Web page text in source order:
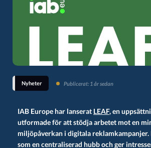
Nyheter Publicerat: 1 år sedan
IAB Europe har lanserat LEAF, en
utformade för att stödja arbetet mot en
miljöpåverkan i digitala reklamkampanjer.
som en centraliserad hubb och ger